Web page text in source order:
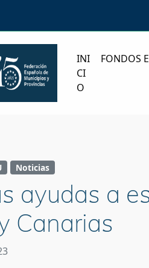
INI
CI
O
FONDOS
Noticias
ayudas a
Canarias